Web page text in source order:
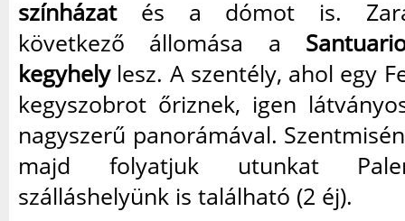
színházatés a dómot is.
következő állomása a
kegyhelylesz. A szentély, ahol egy
kegyszobrot őriznek, igen
nagyszerű panorámával.
majd folyatjuk utunkat
szálláshelyünk is található (2 éj).